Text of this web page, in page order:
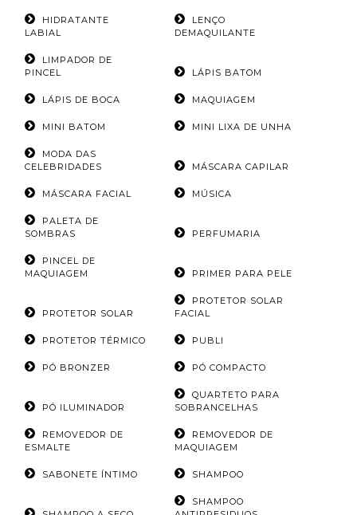
HIDRATANTE
LABIAL
LENÇO
DEMAQUILANTE
LIMPADOR DE
PINCEL
LÁPIS BATOM
LÁPIS DE BOCA MAQUIAGEM
MINI BATOM MINI LIXA DE UNHA
MODA DAS
CELEBRIDADES
MÁSCARA CAPILAR
MÁSCARA FACIAL MÚSICA
PALETA DE
SOMBRAS
PERFUMARIA
PINCEL DE
MAQUIAGEM
PRIMER PARA PELE
PROTETOR SOLAR
PROTETOR SOLAR
FACIAL
PROTETOR TÉRMICO PUBLI
PÓ BRONZER PÓ COMPACTO
PÓ ILUMINADOR
QUARTETO PARA
SOBRANCELHAS
REMOVEDOR DE
ESMALTE
REMOVEDOR DE
MAQUIAGEM
SABONETE ÍNTIMO SHAMPOO
SHAMPOO